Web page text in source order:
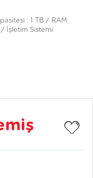
: 1 TB / RAM
İşletim Sistemi